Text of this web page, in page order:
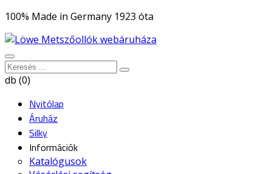
100% Made in Germany 1923 óta
db (0)
Nyitólap
Áruház
Silky
Információk
Katalógusok